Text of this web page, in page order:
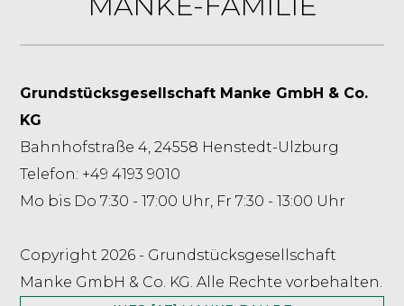
Grundstücksgesellschaft Manke GmbH & Co.
KG
Bahnhofstraße 4, 24558 Henstedt-Ulzburg
Telefon: +49 4193 9010
Mo bis Do 7:30 - 17:00 Uhr, Fr 7:30 - 13:00 Uhr
Copyright 2026 - Grundstücksgesellschaft
Manke GmbH & Co. KG. Alle Rechte vorbehalten.